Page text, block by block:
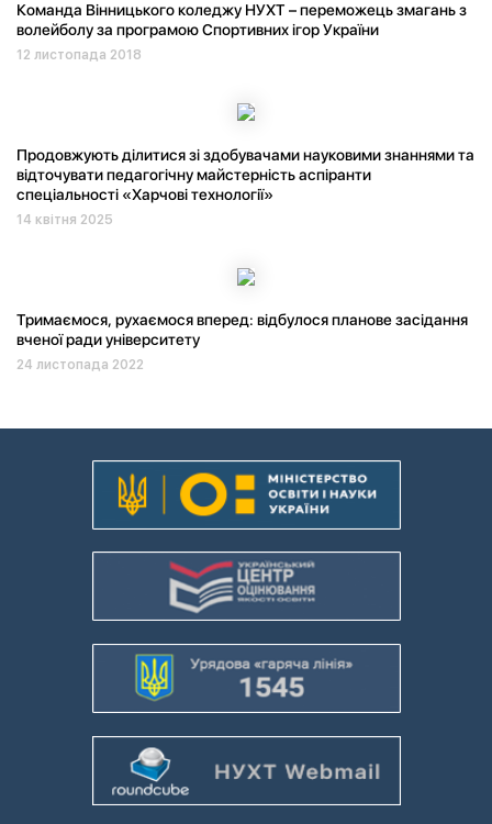
Команда Вінницького коледжу НУХТ – переможець змагань з
волейболу за програмою Спортивних ігор України
12 листопада 2018
Продовжують ділитися зі здобувачами науковими знаннями та
відточувати педагогічну майстерність аспіранти
спеціальності «Харчові технології»
14 квітня 2025
Тримаємося, рухаємося вперед: відбулося планове засідання
вченої ради університету
24 листопада 2022